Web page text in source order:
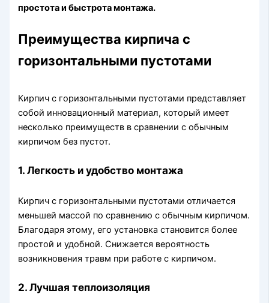
простота и быстрота монтажа.
Преимущества кирпича с
горизонтальными пустотами
Кирпич с горизонтальными пустотами представляет
собой инновационный материал, который имеет
несколько преимуществ в сравнении с обычным
кирпичом без пустот.
1. Легкость и удобство монтажа
Кирпич с горизонтальными пустотами отличается
меньшей массой по сравнению с обычным кирпичом.
Благодаря этому, его установка становится более
простой и удобной. Снижается вероятность
возникновения травм при работе с кирпичом.
2. Лучшая теплоизоляция